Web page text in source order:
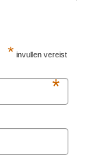
* invullen vereist
*